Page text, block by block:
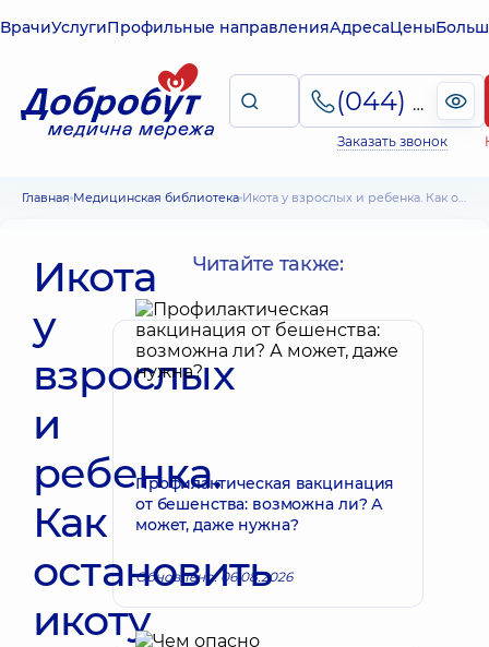
ВрачиУслугиПрофильные направленияАдресаЦены
(044) 495-2-888
Заказать звонок
Главная Медицинская библиотека Икота у взрослых и ребенка. Как остановить икоту
Икота
у
взрослых
и
ребенка.
Как
остановить
икоту
Читайте также:
Профилактическая вакцинация
от бешенства: возможна ли? А
может, даже нужна?
Обновлено: 06.08.2026